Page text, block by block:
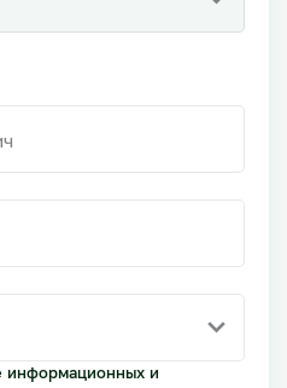
информационных и